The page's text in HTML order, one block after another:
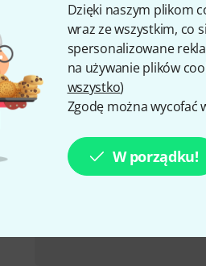
Dzięki naszym plikom
wraz ze wszystkim, co
spersonalizowane
na używanie plików
wszystko)
Zgodę można wycofać
W porządku!